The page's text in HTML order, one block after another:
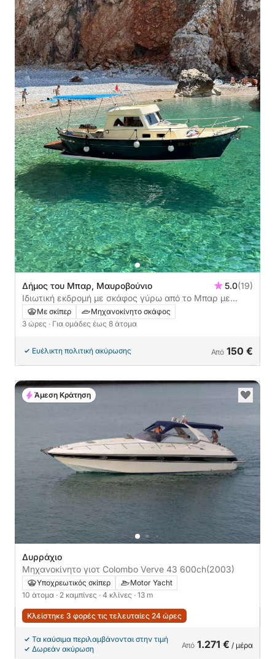
Δήμος του Μπαρ, Μαυροβούνιο 5.0(19)
Ιδιωτική εκδρομή με σκάφος γύρω από το Μπαρ με
μηχανοκίνητο σκάφος
Με σκίπερ
Μηχανοκίνητο σκάφος
3 ώρες · Για ομάδες έως 8 άτομα
Ευέλικτη πολιτική ακύρωσης Από 150 €
Δυρράχιο
Μηχανοκίνητο γιοτ Colombo Verve 43 600ch(2003)
Υποχρεωτικός σκίπερ
Motor Yacht
10 άτομα · 2 καμπίνες · 4 κλίνες · 13 m
Κλείστηκε 3 φορές τις τελευταίες 24 ώρες
Τα καύσιμα περιλαμβάνονται στην τιμή
Δωρεάν ακύρωση
Από 1.271 € / μέρα
Άμεση Κράτηση